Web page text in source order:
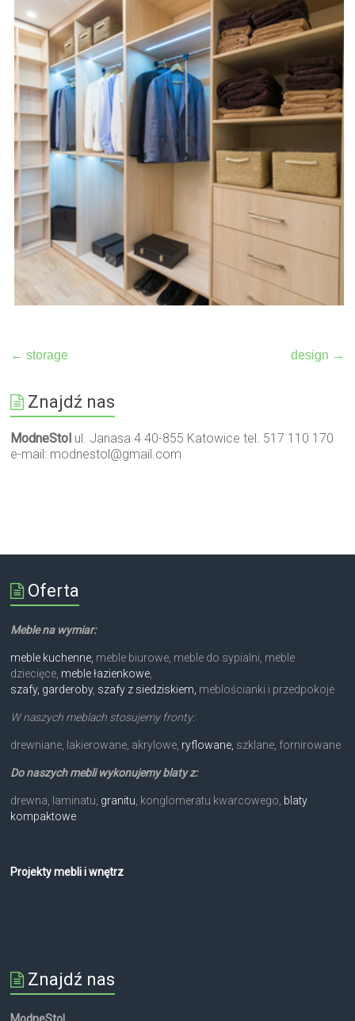
← storage design →
Znajdź nas
ModneStol ul. Janasa 4 40-855 Katowice tel. 517 110 170
e-mail: modnestol@gmail.com
Oferta
Meble na wymiar:
meble kuchenne, meble biurowe, meble do sypialni, meble
dziecięce, meble łazienkowe
szafy, garderoby, szafy z siedziskiem, meblościanki i przedpokoje
W naszych meblach stosujemy fronty:
drewniane, lakierowane, akrylowe, ryflowane, szklane, fornirowane
Do naszych mebli wykonujemy blaty z:
drewna, laminatu, granitu , konglomeratu kwarcowego, blaty
kompaktowe
Projekty mebli i wnętrz
Znajdź nas
ModneStol